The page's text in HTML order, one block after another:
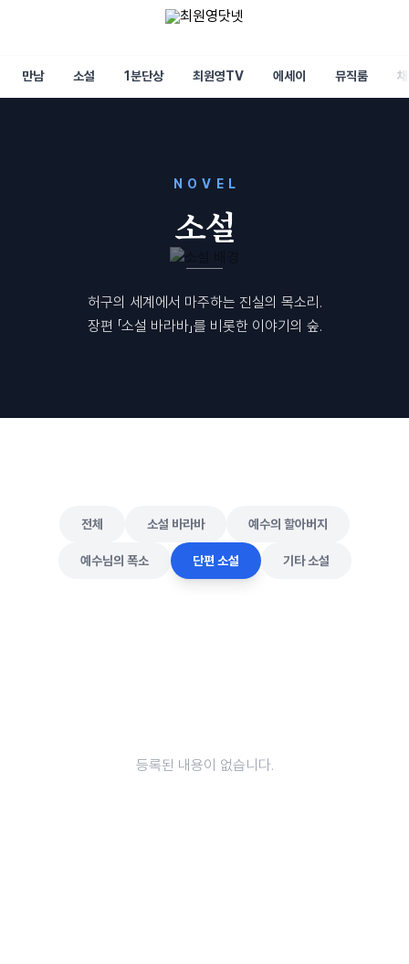
만남 소설 1분단상 최원영TV 에세이 뮤직룸
NOVEL
소설
허구의 세계에서 마주하는 진실의 목소리.
장편 「소설 바라바」를 비롯한 이야기의 숲.
전체 소설 바라바 예수의 할아버지
예수님의 폭소 단편 소설 기타 소설
등록된 내용이 없습니다.